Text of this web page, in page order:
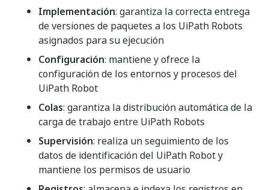
Implementación: garantiza la correcta entrega
de versiones de paquetes a los UiPath Robots
asignados para su ejecución
Configuración: mantiene y ofrece la
configuración de los entornos y procesos del
UiPath Robot
Colas: garantiza la distribución automática de la
carga de trabajo entre UiPath Robots
Supervisión: realiza un seguimiento de los
datos de identificación del UiPath Robot y
mantiene los permisos de usuario